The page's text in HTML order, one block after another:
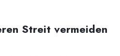
Streit vermeiden